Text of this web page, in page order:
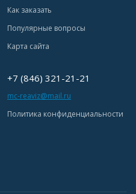
Как заказать
Популярные вопросы
Карта сайта
+7 (846) 321-21-21
mc-reaviz@mail.ru
Политика конфиденциальности